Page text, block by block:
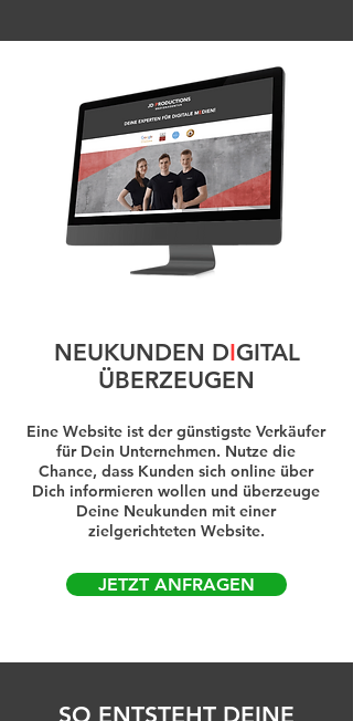
NEUKUNDEN DIGITAL
ÜBERZEUGEN
Eine Website ist der günstigste Verkäufer
für Dein Unternehmen. Nutze die
Chance, dass Kunden sich online über
Dich informieren wollen und überzeuge
Deine Neukunden mit einer
zielgerichteten Website.
JETZT ANFRAGEN
SO ENTSTEHT DEINE